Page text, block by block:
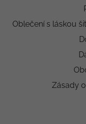
Oblečení s láskou
Zásady